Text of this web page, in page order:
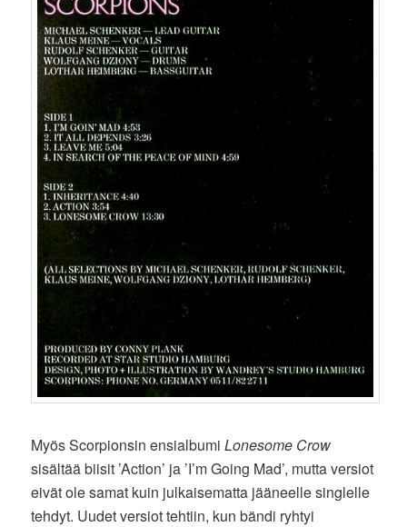
Myös Scorpionsin ensialbumiLonesome Crow
sisältää biisit ’Action’ ja ’I’m Going Mad’, mutta versiot
eivät ole samat kuin julkaisematta jääneelle singlelle
tehdyt. Uudet versiot tehtiin, kun bändi ryhtyi